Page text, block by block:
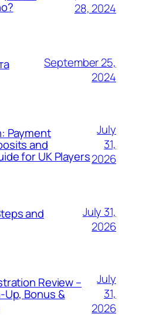
28, 2024
September 25,
2024
Payment
and
for UK Players
July
31,
2026
and
July 31,
2026
Review –
Bonus &
July
31,
2026